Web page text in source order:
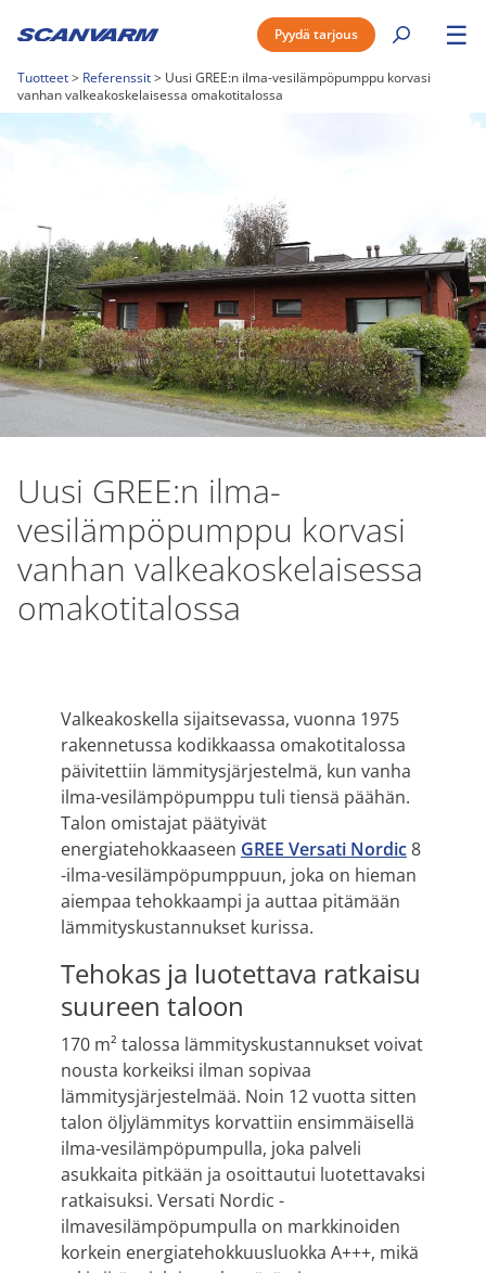
Pyydä tarjous ☰
Tuotteet> Referenssit> Uusi GREE:n ilma-vesilämpöpumppu korvasi
vanhan valkeakoskelaisessa omakotitalossa
Uusi GREE:n ilma-
vesilämpöpumppu korvasi
vanhan valkeakoskelaisessa
omakotitalossa
Valkeakoskella sijaitsevassa, vuonna 1975
rakennetussa kodikkaassa omakotitalossa
päivitettiin lämmitysjärjestelmä, kun vanha
ilma-vesilämpöpumppu tuli tiensä päähän.
Talon omistajat päätyivät
energiatehokkaaseen GREE Versati Nordic8
-ilma-vesilämpöpumppuun, joka on hieman
aiempaa tehokkaampi ja auttaa pitämään
lämmityskustannukset kurissa.
Tehokas ja luotettava ratkaisu
suureen taloon
170 m² talossa lämmityskustannukset voivat
nousta korkeiksi ilman sopivaa
lämmitysjärjestelmää. Noin 12 vuotta sitten
talon öljylämmitys korvattiin ensimmäisellä
ilma-vesilämpöpumpulla, joka palveli
asukkaita pitkään ja osoittautui luotettavaksi
ratkaisuksi. Versati Nordic -
ilmavesilämpöpumpulla on markkinoiden
korkein energiatehokkuusluokka A+++, mikä